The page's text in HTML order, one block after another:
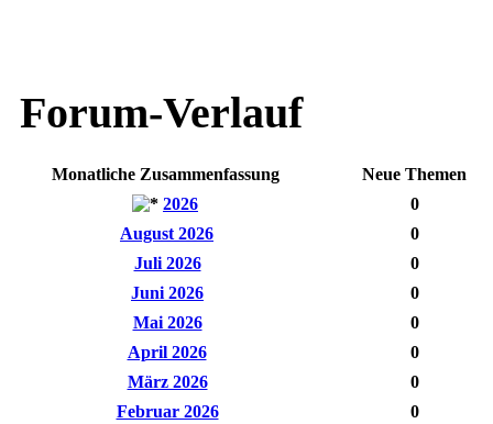
Forum-Verlauf
Monatliche Zusammenfassung
Neue Themen
2026
0
August 2026
0
Juli 2026
0
Juni 2026
0
Mai 2026
0
April 2026
0
März 2026
0
Februar 2026
0